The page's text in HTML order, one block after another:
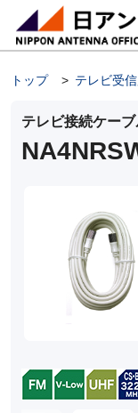
トップ > テレビ受
テレビ接続ケー